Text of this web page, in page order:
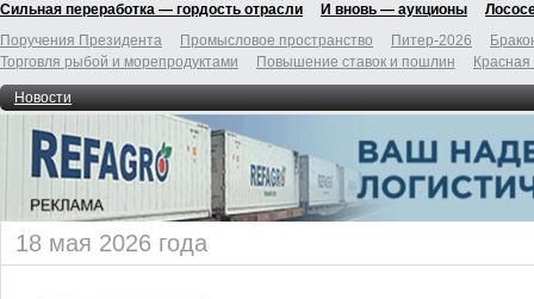
Сильная переработка — гордость отрасли И вновь — аукционы
Поручения Президента
Промысловое пространство Питер-2026
Торговля рыбой и морепродуктами
Повышение ставок и пошлин
Новости
18 мая 2026 года